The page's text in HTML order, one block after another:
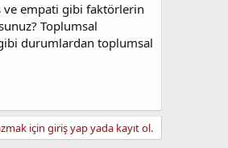
ve empati gibi faktörlerin
Toplumsal
gibi durumlardan toplumsal
için giriş yap yada kayıt ol.